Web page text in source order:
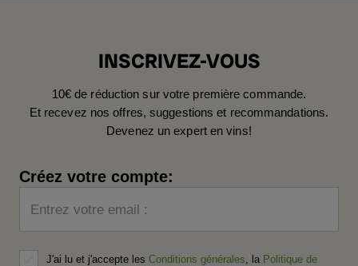
INSCRIVEZ-VOUS
10€ de réduction sur votre première commande.
Et recevez nos offres, suggestions et recommandations.
Devenez un expert en vins!
Créez votre compte:
Entrez votre email :
J'ai lu et j'accepte les Conditions générales , la Politique de